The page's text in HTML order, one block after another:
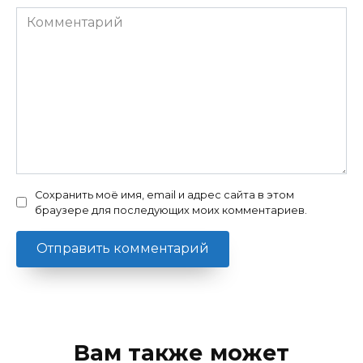
Комментарий
Сохранить моё имя, email и адрес сайта в этом
браузере для последующих моих комментариев.
Вам также может